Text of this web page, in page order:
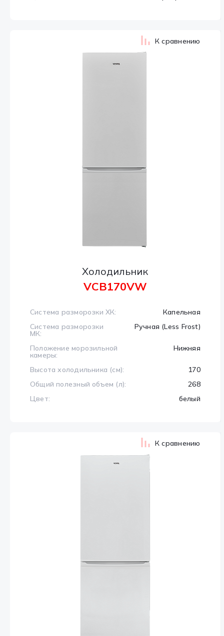
Холодильник
VCB170VW
Система разморозки ХК:
Капельная
Система разморозки
МК:
Ручная (Less Frost)
Положение морозильной
камеры:
Нижняя
Высота холодильника (см):
170
Общий полезный объем (л):
268
Цвет:
белый
К сравнению
К сравнению